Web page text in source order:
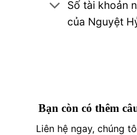
Số tài khoản
của Nguyệt
Bạn còn có thêm
Liên hệ ngay, chúng